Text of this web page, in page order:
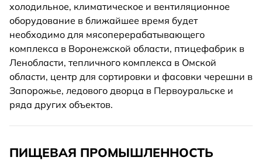
холодильное, климатическое и вентиляционное
оборудование в ближайшее время будет
необходимо для мясоперерабатывающего
комплекса в Воронежской области, птицефабрик в
Ленобласти, тепличного комплекса в Омской
области, центр для сортировки и фасовки черешни в
Запорожье, ледового дворца в Первоуральске и
ряда других объектов.
ПИЩЕВАЯ ПРОМЫШЛЕННОСТЬ